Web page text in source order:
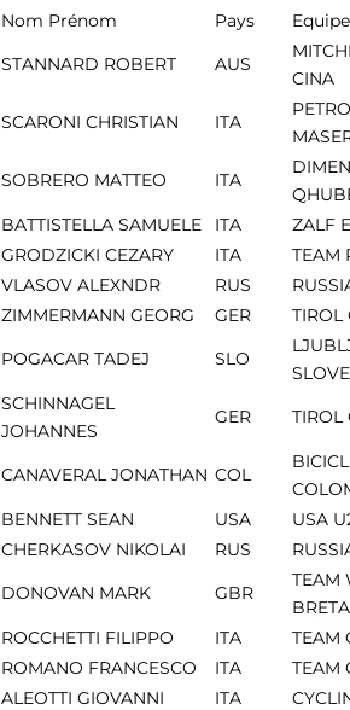
Nom Prénom Pays
Equipe
STANNARD ROBERT AUS
CINA
SCARONI CHRISTIAN ITA
SOBRERO MATTEO ITA
BATTISTELLA SAMUELE ITA
ZALF
GRODZICKI CEZARY ITA
TEAM
VLASOV ALEXNDR RUS
ZIMMERMANN GEORG GER
TIROL
POGACAR TADEJ SLO
SCHINNAGEL
JOHANNES
GER TIROL
CANAVERAL JONATHAN COL
BENNETT SEAN USA
USA
CHERKASOV NIKOLAI RUS
DONOVAN MARK GBR
TEAM
ROCCHETTI FILIPPO ITA
TEAM
ROMANO FRANCESCO ITA
TEAM
ALEOTTI GIOVANNI ITA